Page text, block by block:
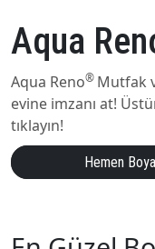
Aqua
Aqua Reno® Mutfak
evine imzanı at!
tıklayın!
Hemen Boya